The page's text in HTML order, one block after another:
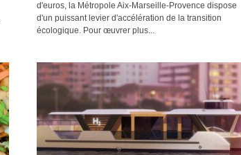
d'euros, la Métropole Aix-Marseille-Provence dispose
d'un puissant levier d'accélération de la transition
écologique. Pour œuvrer plus...